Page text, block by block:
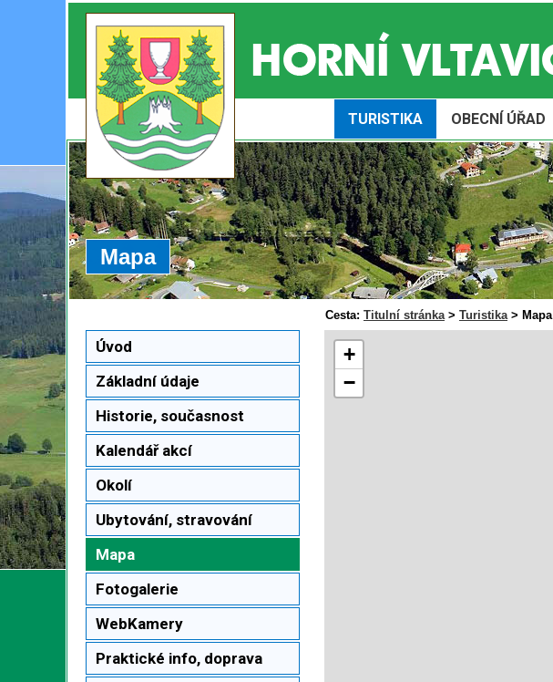
TURISTIKA OBECNÍ ÚŘAD
Mapa
Cesta: Titulní stránka> Turistika> Mapa
Úvod
Základní údaje
Historie, současnost
Kalendář akcí
Okolí
Ubytování, stravování
Mapa
Fotogalerie
WebKamery
Praktické info, doprava